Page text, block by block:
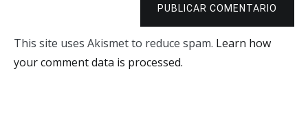
PUBLICAR COMENTARIO
This site uses Akismet to reduce spam. Learn how
your comment data is processed.